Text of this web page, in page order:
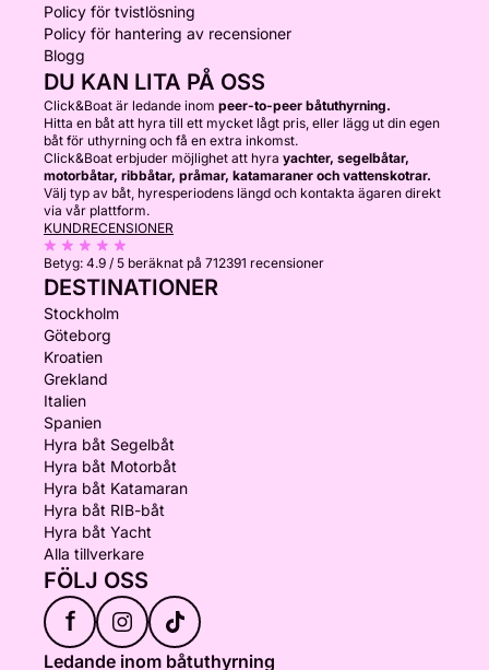
Policy för tvistlösning
Policy för hantering av recensioner
Blogg
DU KAN LITA PÅ OSS
Click&Boat är ledande inom peer-to-peer båtuthyrning.
Hitta en båt att hyra till ett mycket lågt pris, eller lägg ut din egen
båt för uthyrning och få en extra inkomst.
Click&Boat erbjuder möjlighet att hyra yachter, segelbåtar,
motorbåtar, ribbåtar, pråmar, katamaraner och vattenskotrar.
Välj typ av båt, hyresperiodens längd och kontakta ägaren direkt
via vår plattform.
KUNDRECENSIONER
Betyg: 4.9 / 5 beräknat på 712391 recensioner
DESTINATIONER
Stockholm
Göteborg
Kroatien
Grekland
Italien
Spanien
Hyra båt Segelbåt
Hyra båt Motorbåt
Hyra båt Katamaran
Hyra båt RIB-båt
Hyra båt Yacht
Alla tillverkare
FÖLJ OSS
f
Ledande inom båtuthyrning